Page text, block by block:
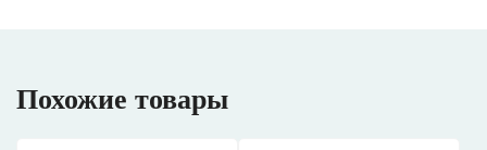
Похожие товары